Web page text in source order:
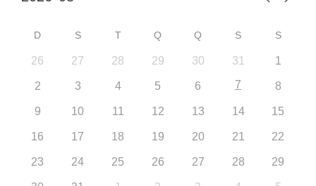
D S T Q Q S S
26 27 28 29 30 31 1
2 3 4 5 6 7 8
9 10 11 12 13 14 15
16 17 18 19 20 21 22
23 24 25 26 27 28 29